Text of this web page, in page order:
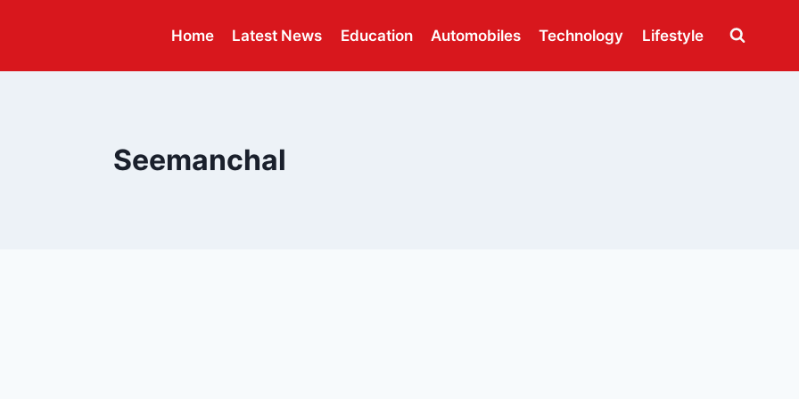
Home Latest News Education Automobiles Technology Lifestyle
Seemanchal